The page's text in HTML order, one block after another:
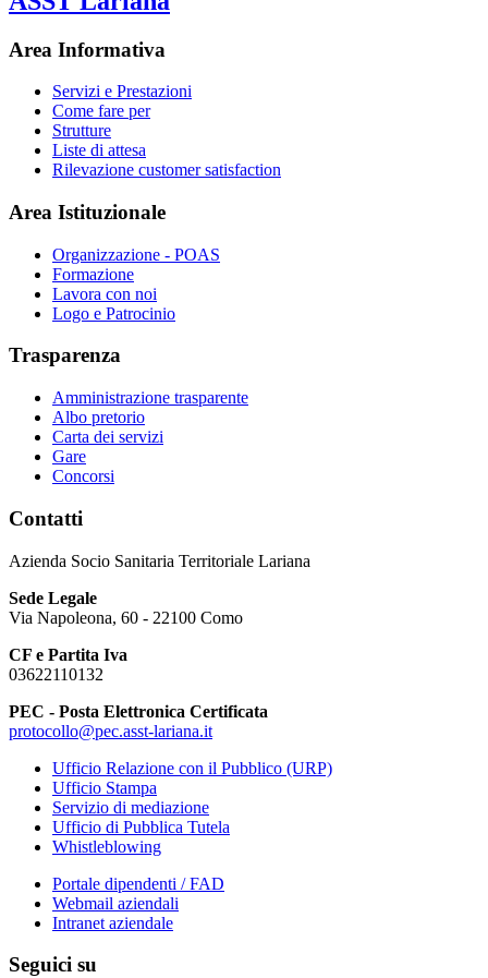
Area Informativa
Servizi e Prestazioni
Come fare per
Strutture
Liste di attesa
Rilevazione customer satisfaction
Area Istituzionale
Organizzazione - POAS
Formazione
Lavora con noi
Logo e Patrocinio
Trasparenza
Amministrazione trasparente
Albo pretorio
Carta dei servizi
Gare
Concorsi
Contatti
Azienda Socio Sanitaria Territoriale Lariana
Sede Legale
Via Napoleona, 60 - 22100 Como
CF e Partita Iva
03622110132
PEC - Posta Elettronica Certificata
protocollo@pec.asst-lariana.it
Ufficio Relazione con il Pubblico (URP)
Ufficio Stampa
Servizio di mediazione
Ufficio di Pubblica Tutela
Whistleblowing
Portale dipendenti / FAD
Webmail aziendali
Intranet aziendale
Seguici su